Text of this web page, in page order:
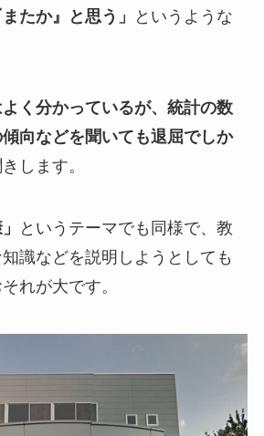
たか』と思う」
というような
よく分かっているが、統計の数
向などを聞いても退屈でしか
します。
というテーマでも同様で、教
識などを説明しようとしても
れが大です。